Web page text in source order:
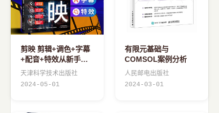
剪映 剪辑+调色+字幕
+配音+特效从新手到
高手（手机版+电脑
版）
天津科学技术出版社
2024-05-01
有限元基础与
COMSOL案例分析
人民邮电出版社
2024-03-01